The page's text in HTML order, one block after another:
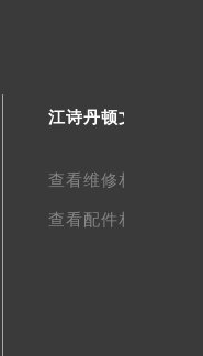
江诗丹顿文章库
查看维修相关文章
查看配件相关文章